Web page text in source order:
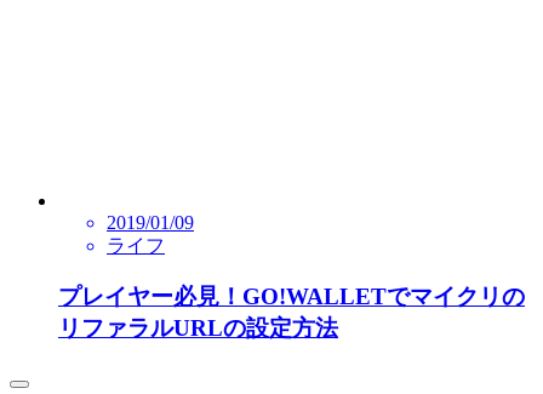
2019/01/09
ライフ
プレイヤー必見！GO!WALLETでマイクリの
リファラルURLの設定方法